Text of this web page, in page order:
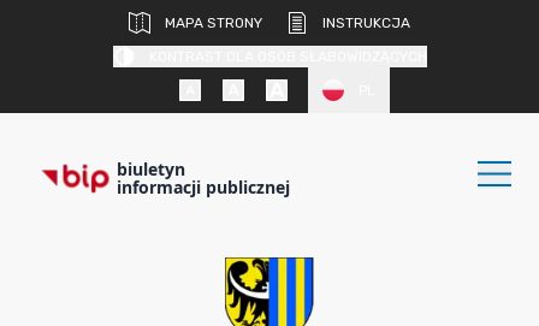
MAPA STRONY
INSTRUKCJA
biuletyn
informacji publicznej